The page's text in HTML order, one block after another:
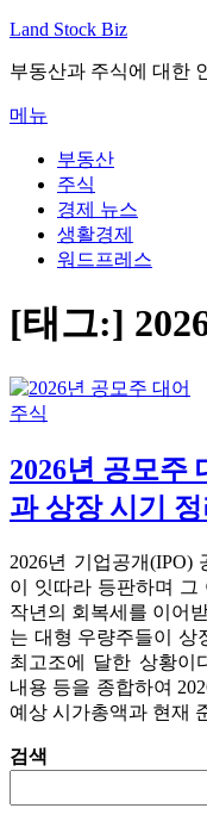
내
으
로
바
Land Stock Biz
부동산과 주식에 대한
메뉴
부동산
주식
경제 뉴스
생활경제
워드프레스
[태그:]
주식
2026년 공모주
과 상장 시기 정
2026년 기업공개(IPO)
이 잇따라 등판하며 그
작년의 회복세를 이어
는 대형 우량주들이 상
최고조에 달한 상황이
내용 등을 종합하여
예상 시가총액과 현재
검색